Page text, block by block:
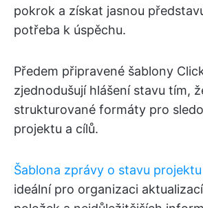
pokrok a získat jasnou
potřeba k úspěchu.
Předem připravené šablony
zjednodušují hlášení stavu tím,
strukturované formáty pro
projektu a cílů.
Šablona zprávy o stavu
ideální pro organizaci